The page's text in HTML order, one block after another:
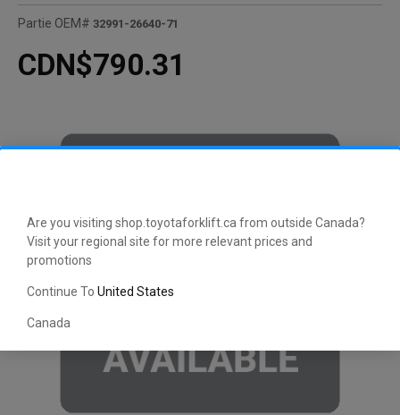
Are you visiting shop.toyotaforklift.ca from outside Canada?
Visit your regional site for more relevant prices and
promotions
Continue To United States
Canada
Partie OEM# 32991-26640-71
CDN$790.31